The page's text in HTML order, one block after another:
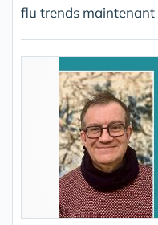
flu trends maintenant